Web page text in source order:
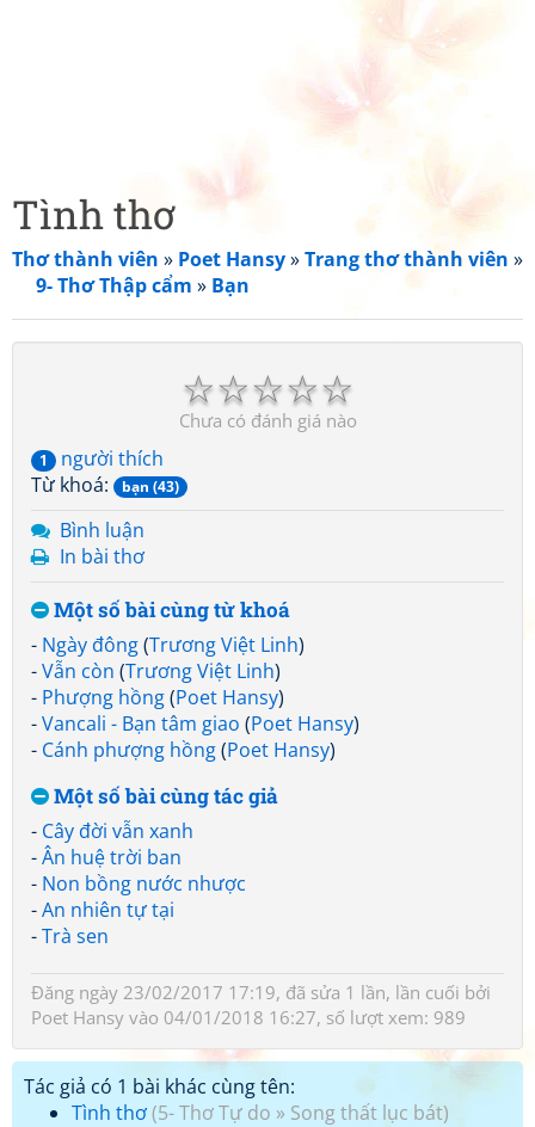
Tình thơ
Thơ thành viên » Poet Hansy»Trang thơ thành viên »
9- Thơ Thập cẩm » Bạn
☆
☆
☆
☆
☆
Chưa có đánh giá nào
1
người thích
Từ khoá:
bạn (43)
Bình luận
In bài thơ
Một số bài cùng từ khoá
- Ngày đông(Trương Việt Linh)
-Vẫn còn (Trương Việt Linh)
- Phượng hồng(Poet Hansy)
-Vancali - Bạn tâm giao (Poet Hansy)
- Cánh phượng hồng(Poet Hansy)
Một số bài cùng tác giả
- Cây đời vẫn xanh
-Ân huệ trời ban
- Non bồng nước nhược
-An nhiên tự tại
-Trà sen
Đăng ngày 23/02/2017 17:19, đã sửa 1 lần, lần cuối bởi
Poet Hansy vào 04/01/2018 16:27, số lượt xem: 989
Tác giả có 1 bài khác cùng tên:
Tình thơ(5- Thơ Tự do » Song thất lục bát)